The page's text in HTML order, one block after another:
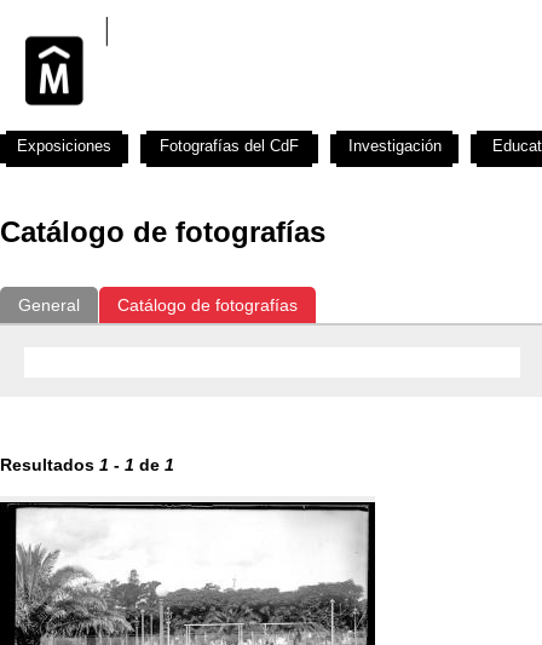
Catálogo de fotografías
General Catálogo de fotografías
Resultados 1 - 1 de 1
Exposiciones Fotografías del CdF Investigación